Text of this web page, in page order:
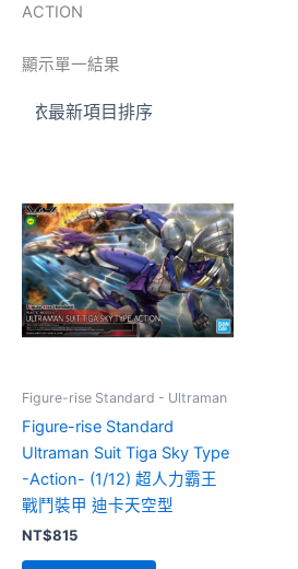
ACTION
顯示單一結果
Figure-rise Standard - Ultraman
Figure-rise Standard
Ultraman Suit Tiga Sky Type
-Action- (1/12) 超人力霸王
戰鬥裝甲 迪卡天空型
NT$815